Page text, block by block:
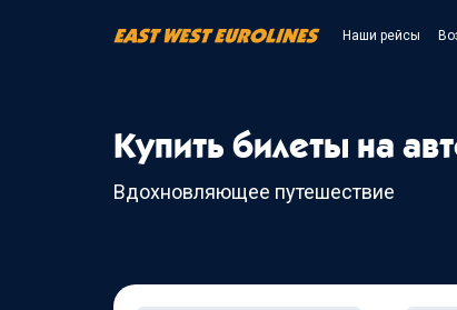
Наши рейсы
Купить билеты на
Вдохновляющее путешествие